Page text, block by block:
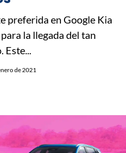
preferida en Google Kia
la llegada del tan
de 2021